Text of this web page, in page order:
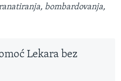
bombardovanja,
Lekara bez